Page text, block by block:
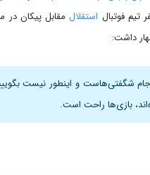
تیم فوتبال استقلال مقابل پیکان در
داشت:
شگفتی‌هاست و اینطور نیست
بازی‌ها راحت است.